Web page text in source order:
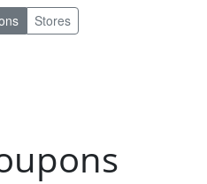
Stores